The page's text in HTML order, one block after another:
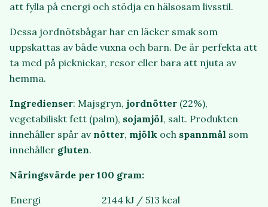
att fylla på energi och stödja en hälsosam livsstil.
Dessa jordnötsbågar har en läcker smak som
uppskattas av både vuxna och barn. De är perfekta att
ta med på picknickar, resor eller bara att njuta av
hemma.
Ingredienser: Majsgryn, jordnötter (22%),
vegetabiliskt fett (palm), sojamjöl, salt. Produkten
innehåller spår av nötter, mjölk och spannmål som
innehåller gluten.
Näringsvärde per 100 gram:
Energi
2144 kJ / 513 kcal